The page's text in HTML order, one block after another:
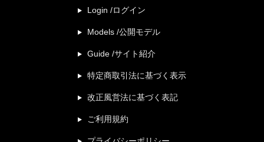
Login /ログイン
Models /公開モデル
Guide /サイト紹介
特定商取引法に基づく表示
改正風営法に基づく表記
ご利用規約